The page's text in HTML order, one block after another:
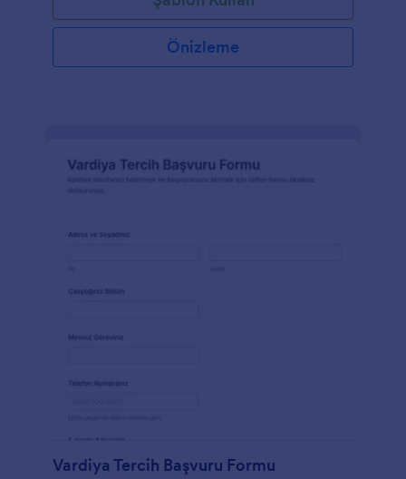
Önizleme
Vardiya Tercih Başvuru Formu